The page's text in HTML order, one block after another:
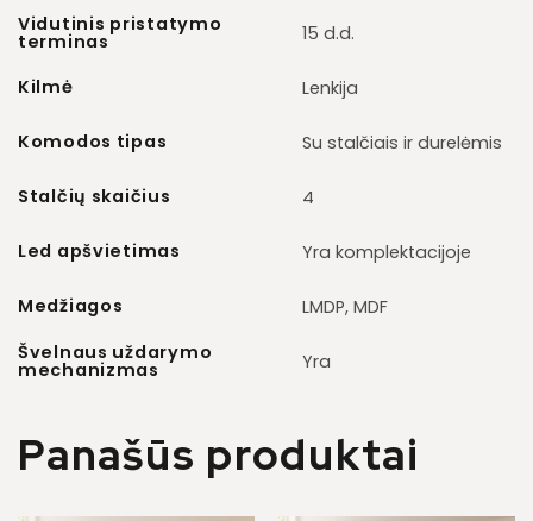
Vidutinis pristatymo
terminas 15 d.d.
Kilmė Lenkija
Komodos tipas Su stalčiais ir durelėmis
Stalčių skaičius 4
Led apšvietimas Yra komplektacijoje
Medžiagos
LMDP, MDF
Švelnaus uždarymo
mechanizmas Yra
Panašūs produktai